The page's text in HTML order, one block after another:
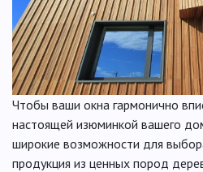
Чтобы ваши окна гармонично
настоящей изюминкой вашего
широкие возможности для
продукция из ценных пород